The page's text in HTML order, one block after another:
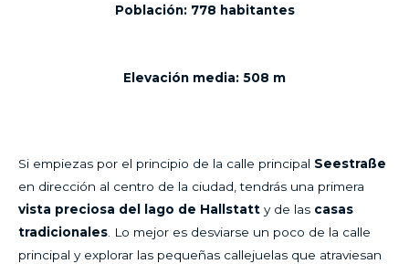
Población: 778 habitantes
Elevación media: 508 m
Si empiezas por el principio de la calle principal Seestraße
en dirección al centro de la ciudad, tendrás una primera
vista preciosa del lago de Hallstatt y de las casas
tradicionales . Lo mejor es desviarse un poco de la calle
principal y explorar las pequeñas callejuelas que atraviesan